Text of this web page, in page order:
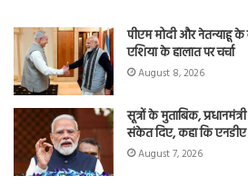
पीएम मोदी और नेतन्याहू के
एशिया के हालात पर चर्चा
August 8, 2026
सूत्रों के मुताबिक,
संकेत दिए, कहा कि
August 7, 2026